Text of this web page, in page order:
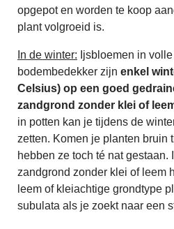
opgepot en worden te koop
plant volgroeid is.
In de winter: Ijsbloemen in
bodembedekker zijn enkel
Celsius) op een goed
zandgrond zonder klei of
in potten kan je tijdens de
zetten. Komen je planten bruin
hebben ze toch té nat gestaan.
zandgrond zonder klei of leem
leem of kleiachtige grondtype
subulata als je zoekt naar een